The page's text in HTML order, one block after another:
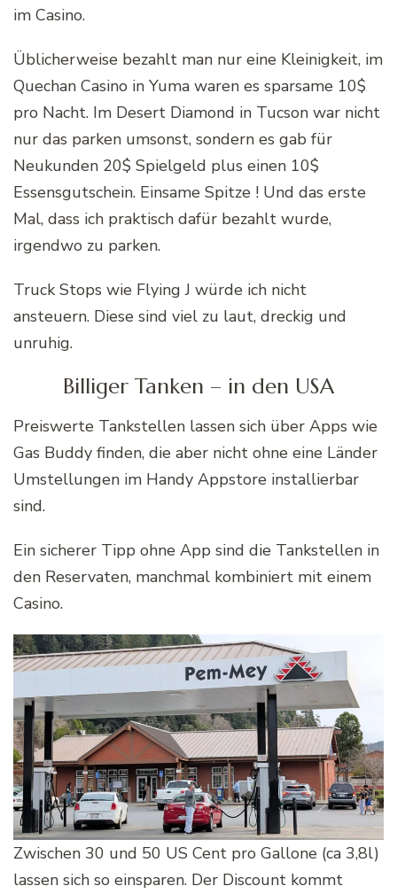
im Casino.
Üblicherweise bezahlt man nur eine Kleinigkeit, im
Quechan Casino in Yuma waren es sparsame 10$
pro Nacht. Im Desert Diamond in Tucson war nicht
nur das parken umsonst, sondern es gab für
Neukunden 20$ Spielgeld plus einen 10$
Essensgutschein. Einsame Spitze ! Und das erste
Mal, dass ich praktisch dafür bezahlt wurde,
irgendwo zu parken.
Truck Stops wie Flying J würde ich nicht
ansteuern. Diese sind viel zu laut, dreckig und
unruhig.
Billiger Tanken – in den USA
Preiswerte Tankstellen lassen sich über Apps wie
Gas Buddy finden, die aber nicht ohne eine Länder
Umstellungen im Handy Appstore installierbar
sind.
Ein sicherer Tipp ohne App sind die Tankstellen in
den Reservaten, manchmal kombiniert mit einem
Casino.
Zwischen 30 und 50 US Cent pro Gallone (ca 3,8l)
lassen sich so einsparen. Der Discount kommt